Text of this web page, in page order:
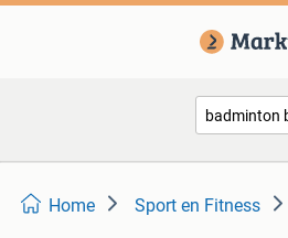
Home Sport en Fitness